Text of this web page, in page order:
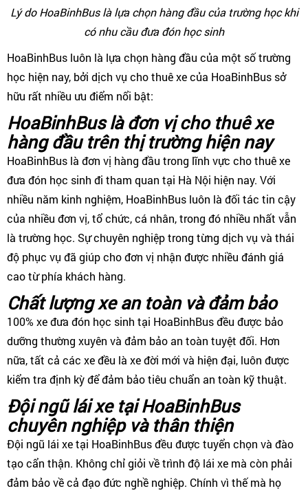
Lý do HoaBinhBus là lựa chọn hàng đầu của trường học khi
có nhu cầu đưa đón học sinh
HoaBinhBus luôn là lựa chọn hàng đầu của một số trường
học hiện nay, bởi dịch vụ cho thuê xe của HoaBinhBus sở
hữu rất nhiều ưu điểm nổi bật:
HoaBinhBus là đơn vị cho thuê xe
hàng đầu trên thị trường hiện nay
HoaBinhBus là đơn vị hàng đầu trong lĩnh vực cho thuê xe
đưa đón học sinh đi tham quan tại Hà Nội hiện nay. Với
nhiều năm kinh nghiệm, HoaBinhBus luôn là đối tác tin cậy
của nhiều đơn vị, tổ chức, cá nhân, trong đó nhiều nhất vẫn
là trường học. Sự chuyên nghiệp trong từng dịch vụ và thái
độ phục vụ đã giúp cho đơn vị nhận được nhiều đánh giá
cao từ phía khách hàng.
Chất lượng xe an toàn và đảm bảo
100% xe đưa đón học sinh tại HoaBinhBus đều được bảo
dưỡng thường xuyên và đảm bảo an toàn tuyệt đối. Hơn
nữa, tất cả các xe đều là xe đời mới và hiện đại, luôn được
kiểm tra định kỳ để đảm bảo tiêu chuẩn an toàn kỹ thuật.
Đội ngũ lái xe tại HoaBinhBus
chuyên nghiệp và thân thiện
Đội ngũ lái xe tại HoaBinhBus đều được tuyển chọn và đào
tạo cẩn thận. Không chỉ giỏi về trình độ lái xe mà còn phải
đảm bảo về cả đạo đức nghề nghiệp. Chính vì thế mà họ